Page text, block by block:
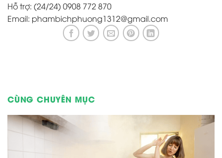
Hỗ trợ: (24/24) 0908 772 870
Email: phambichphuong1312@gmail.com
CÙNG CHUYÊN MỤC